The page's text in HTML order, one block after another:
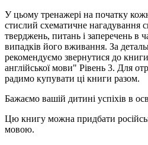
У цьому тренажері на початку
стислий схематичне нагадування
тверджень, питань і заперечень в
випадків його вживання. За
рекомендуємо звернутися до
англійської мови" Рівень 3. Для
радимо купувати ці книги разом.
Бажаємо вашій дитині успіхів в
Цю книгу можна придбати
мовою.